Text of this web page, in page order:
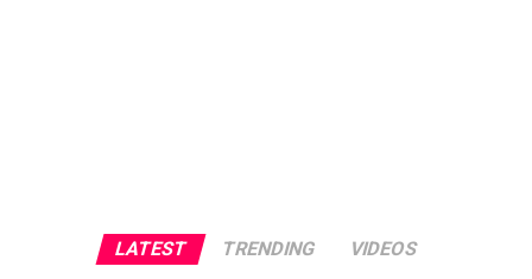
LATEST TRENDING VIDEOS